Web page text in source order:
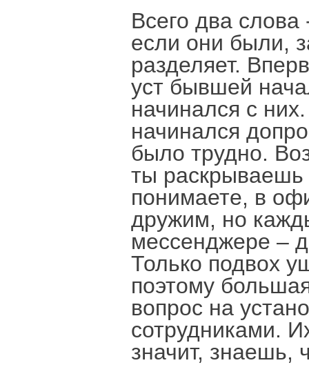
Всего два
если они были,
разделяет.
уст бывшей
начинался с
начинался
было трудно.
ты
понимаете, в
дружим, но
мессенджере –
Только подвох
поэтому
вопрос на
сотрудниками.
значит, знаешь,